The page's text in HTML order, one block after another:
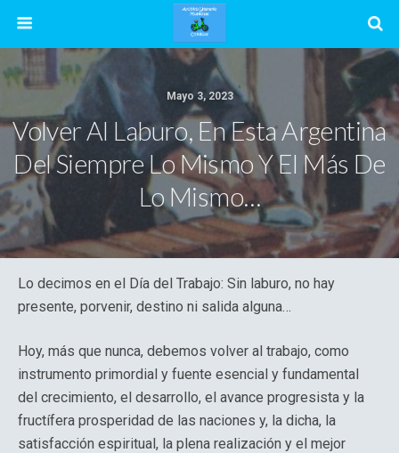
Mayo 3, 2023
Volver Al Laburo, En Esta Argentina
Del Siempre Lo Mismo Y El Más De
Lo Mismo…
Lo decimos en el Día del Trabajo: Sin laburo, no hay
presente, porvenir, destino ni salida alguna…
Hoy, más que nunca, debemos volver al trabajo, como
instrumento primordial y fuente esencial y fundamental
del crecimiento, el desarrollo, el avance progresista y la
fructífera prosperidad de las naciones y, la dicha, la
satisfacción espiritual, la plena realización y el mejor